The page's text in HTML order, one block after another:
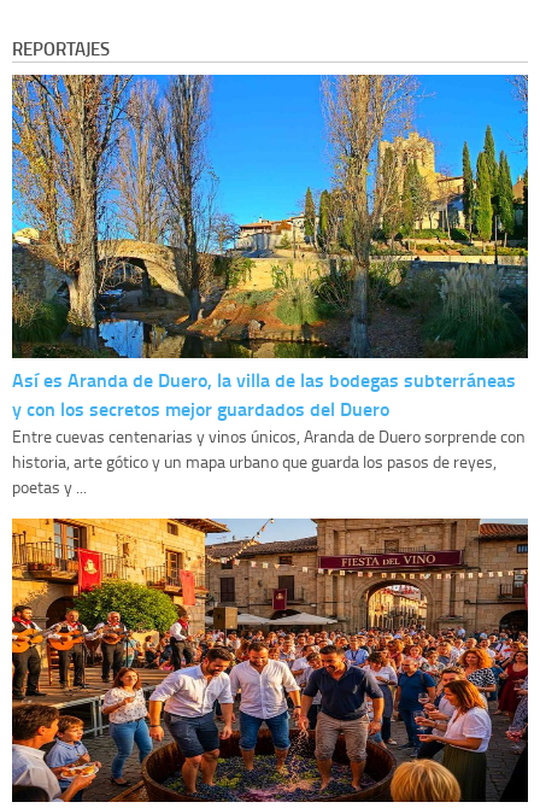
REPORTAJES
Así es Aranda de Duero, la villa de las bodegas subterráneas
y con los secretos mejor guardados del Duero
Entre cuevas centenarias y vinos únicos, Aranda de Duero sorprende con
historia, arte gótico y un mapa urbano que guarda los pasos de reyes,
poetas y ...